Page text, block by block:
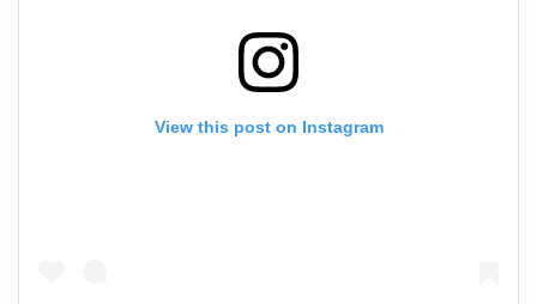
View this post on Instagram